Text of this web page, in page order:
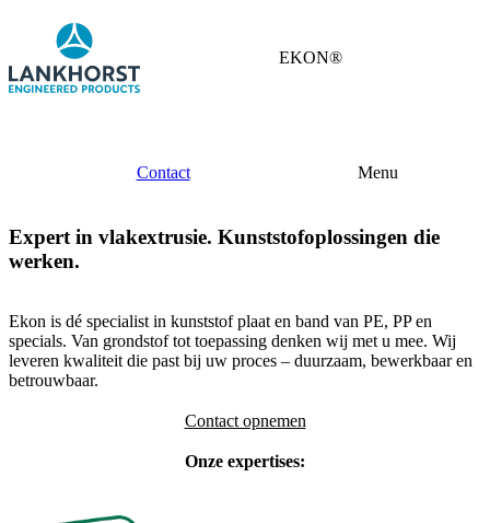
EKON®
Contact Menu
Expert in vlakextrusie. Kunststofoplossingen die
werken.
Ekon is dé specialist in kunststof plaat en band van PE, PP en
specials. Van grondstof tot toepassing denken wij met u mee. Wij
leveren kwaliteit die past bij uw proces – duurzaam, bewerkbaar en
betrouwbaar.
Contact opnemen
Onze expertises: